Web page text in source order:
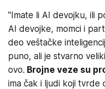
"Imate li AI devojku, ili
AI devojke, momci i
deo veštačke
puno, ali je stvarno
ovo. Brojne veze su
ima čak i ljudi koji tvrde